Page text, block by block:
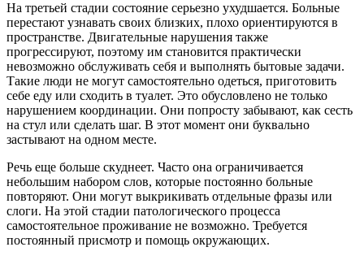
На третьей стадии состояние серьезно ухудшается. Больные
перестают узнавать своих близких, плохо ориентируются в
пространстве. Двигательные нарушения также
прогрессируют, поэтому им становится практически
невозможно обслуживать себя и выполнять бытовые задачи.
Такие люди не могут самостоятельно одеться, приготовить
себе еду или сходить в туалет. Это обусловлено не только
нарушением координации. Они попросту забывают, как сесть
на стул или сделать шаг. В этот момент они буквально
застывают на одном месте.
Речь еще больше скуднеет. Часто она ограничивается
небольшим набором слов, которые постоянно больные
повторяют. Они могут выкрикивать отдельные фразы или
слоги. На этой стадии патологического процесса
самостоятельное проживание не возможно. Требуется
постоянный присмотр и помощь окружающих.